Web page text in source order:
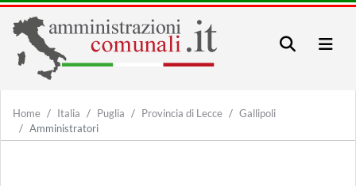
Home Italia Puglia Provincia di Lecce
Gallipoli
Amministratori